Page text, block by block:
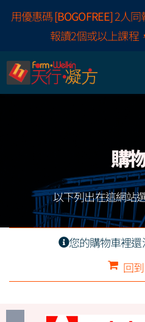
Skip用優惠碼[BOGOFREE]2人同
報讀2個或以上課程
購
以下列出在這網站
您的購物車裡還
回